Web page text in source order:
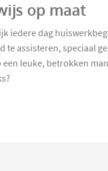
op maat
iedere dag
assisteren, speciaal
leuke, betrokken